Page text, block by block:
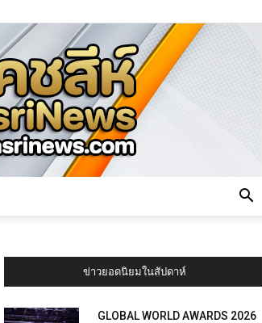
ข่าวยอดนิยมในสัปดาห์
GLOBAL WORLD AWARDS 2026